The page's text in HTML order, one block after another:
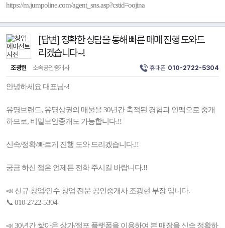
https://m.jumpoline.com/agent_sns.asp?cstid=oojina
[답변] 정확한 상담을 통해 빠른 매매 진행 도와드
리겠습니다~!
조광현 소속공인중개사 휴대폰 010-2722-5304
안녕하세요 대표님~!
유명브랜드, 유명상권의 매물을 30년간 축적된 경험과 인맥으로 중개
하므로, 비밀보안중개도 가능합니다.!!
신속/정확/빠르게 진행 도와 드리겠습니다.!!
궁금 하신 점은 언제든 전화 주시길 바랍니다.!!
📣 신규 창업/인수 창업 전문 공인중개사 조광현 부장 입니다.
📞 010-2722-5304
📣 30년간 쌓아온 상가/점포 플랫폼을 이용하여 본 매장을 신속 정확하